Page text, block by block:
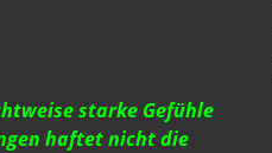
starke Gefühle
haftet nicht die